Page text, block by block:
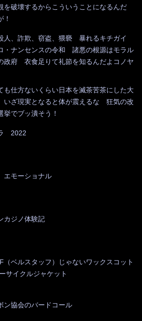
を破壊するからこういうことになるんだ
！
人、詐欺、窃盗、猥褻 暴れるキチガイ
・ナンセンスの令和 諸悪の根源はモラル
政府 衣食足りて礼節を知るんだよコノヤ
も仕方ないくらい日本を滅茶苦茶にした大
いざ現実となると体が震えるな 狂気の改
挙でブッ潰そう！
2022
モーショナル
カジノ体験記
（ベルスタッフ）じゃないワックスコット
サイクルジャケット
ン協会のバードコール